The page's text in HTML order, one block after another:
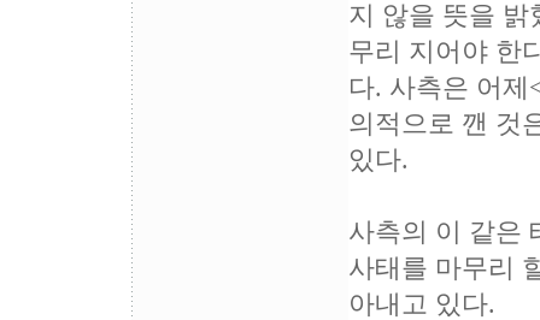
지 않을 뜻을 밝
무리 지어야 한
다. 사측은 어제
의적으로 깬 것
있다.
사측의 이 같은
사태를 마무리
아내고 있다.